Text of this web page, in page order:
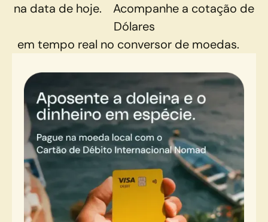
na data de hoje.
Acompanhe a cotação de
Dólares
em tempo real no conversor de moedas.